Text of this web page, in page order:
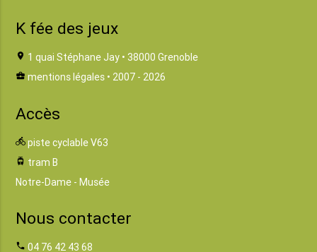
K fée des jeux
location_on 1 quai Stéphane Jay • 38000 Grenoble
business_center mentions légales • 2007 - 2026
Accès
directions_bike piste cyclable V63
tram tram B
Notre-Dame - Musée
Nous contacter
phone 04 76 42 43 68